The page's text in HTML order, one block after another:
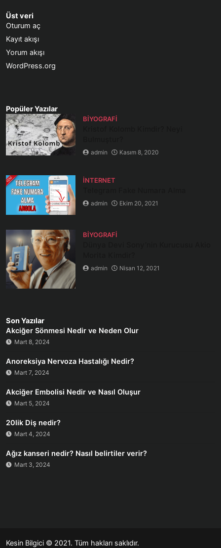
Üst veri
Oturum aç
Kayıt akışı
Yorum akışı
WordPress.org
Popüler Yazılar
BIYOGRAFI
admin Kasım 8, 2020
İNTERNET
admin Ekim 20, 2021
BIYOGRAFI
admin Nisan 12, 2021
Son Yazılar
Akciğer Sönmesi Nedir ve Neden Olur
Mart 8, 2024
Anoreksiya Nervoza Hastalığı Nedir?
Mart 7, 2024
Akciğer Embolisi Nedir ve Nasıl Oluşur
Mart 5, 2024
20lik Diş nedir?
Mart 4, 2024
Ağız kanseri nedir? Nasıl belirtiler verir?
Mart 3, 2024
Kesin Bilgici © 2021. Tüm hakları saklıdır.